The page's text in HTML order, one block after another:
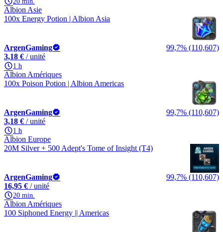
Albion Asie
100x Energy Potion | Albion Asia
ArgenGaming
99,7% (110,607)
3,18 € / unité
1 h
Albion Amériques
100x Poison Potion | Albion Americas
ArgenGaming
99,7% (110,607)
3,18 € / unité
1 h
Albion Europe
20M Silver + 500 Adept's Tome of Insight (T4)
ArgenGaming
99,7% (110,607)
16,95 € / unité
20 min.
Albion Amériques
100 Siphoned Energy || Americas